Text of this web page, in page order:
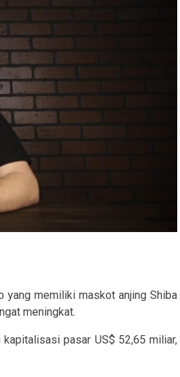
yang memiliki maskot anjing Shiba
meningkat.
pasar US$ 52,65 miliar,